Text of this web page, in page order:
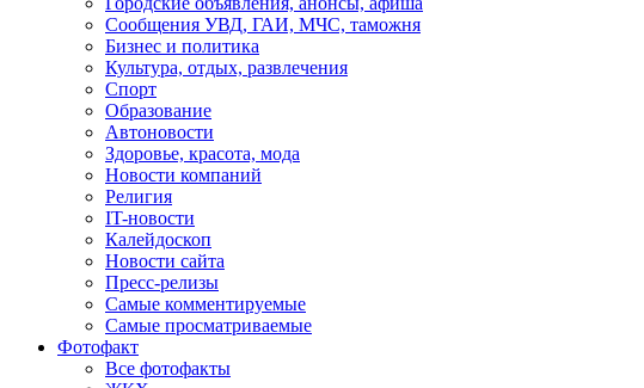
Сообщения УВД, ГАИ, МЧС, таможня
Бизнес и политика
Культура, отдых, развлечения
Спорт
Образование
Автоновости
Здоровье, красота, мода
Новости компаний
Религия
IT-новости
Калейдоскоп
Новости сайта
Пресс-релизы
Самые комментируемые
Самые просматриваемые
Фотофакт
Все фотофакты